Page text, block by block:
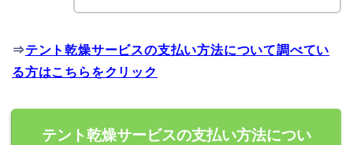
⇒テント乾燥サービスの支払い方法について調べてい
る方はこちらをクリック
テント乾燥サービスの支払い方法につい